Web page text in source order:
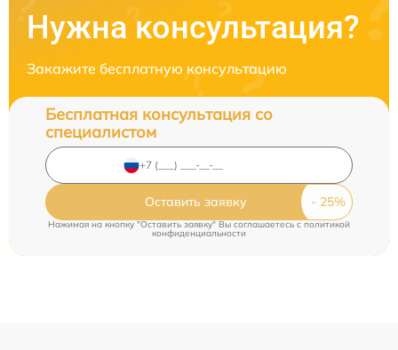
Нужна консультация?
Закажите бесплатную консультацию
Бесплатная консультация со
специалистом
Оставить заявку
Нажимая на кнопку "Оставить заявку" Вы соглашаетесь cполитикой
конфиденциальности